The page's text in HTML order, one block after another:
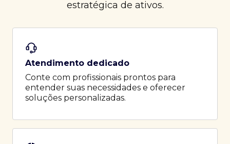
estratégica de ativos.
Atendimento dedicado
Conte com profissionais prontos para
entender suas necessidades e oferecer
soluções personalizadas.